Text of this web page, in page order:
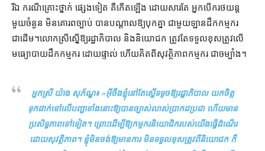
រីឯ ករណី​គ្រោះថ្នាក់ ផ្សេងទៀត គឺ​កើតឡើង ដោយសារតែ អ្នក​បើក​រថយន្ត​
មួយចំនួន មិន​គោរព​ច្បាប់ បាន​បណ្ដាល​ឱ្យ​បុក​គ្នា ជាមួយ​ឡាន​ដឹក​កម្មករ
ជាដើម​។​លោកស្រី​ស្នើ​ឱ្យ​រដ្ឋាភិបាល និង​និយោជក ត្រូវតែ​ទទួលខុសត្រូវ​លើ​
មធ្យោបាយ​ដឹក​កម្មករ ដោយ​ផ្ទាល់ ហើយ​គិត​ពី​សុវត្ថិភាព​កម្មករ ជា​ចម្បាំង។
អ្នកស្រី យ៉ាង សុភ័ណ្ឌ៖ «​អ៊ីចឹង​ខ្ញុំ​នៅតែ​ស្នើ​ទទូច​ឱ្យ​រដ្ឋាភិបាល យកចិត្ត
ទុកដាក់​ទៅលើ​បញ្ហា​ទាំងនោះ​ឱ្យ​បាន​ច្បាស់លាស់​ប្រាកដប្រជា ហើយ​មាន​
ប្រសិទ្ធភាព​ទៅទៀត​។ ព្រោះ​ដើម្បី​ឱ្យ​កម្មករ​និយោជិក​របស់​យើង​ធ្វើដំណើរ​
ដោយ​សុវត្ថិភាព​។ ខ្ញុំ​មិន​ចង់ឱ្យ​មានការ មិន​ទទួលខុសត្រូវ​ពី​និយោជក ក៏